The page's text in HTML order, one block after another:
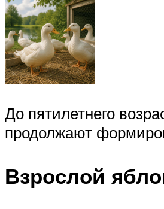
До пятилетнего
продолжают
Взрослой